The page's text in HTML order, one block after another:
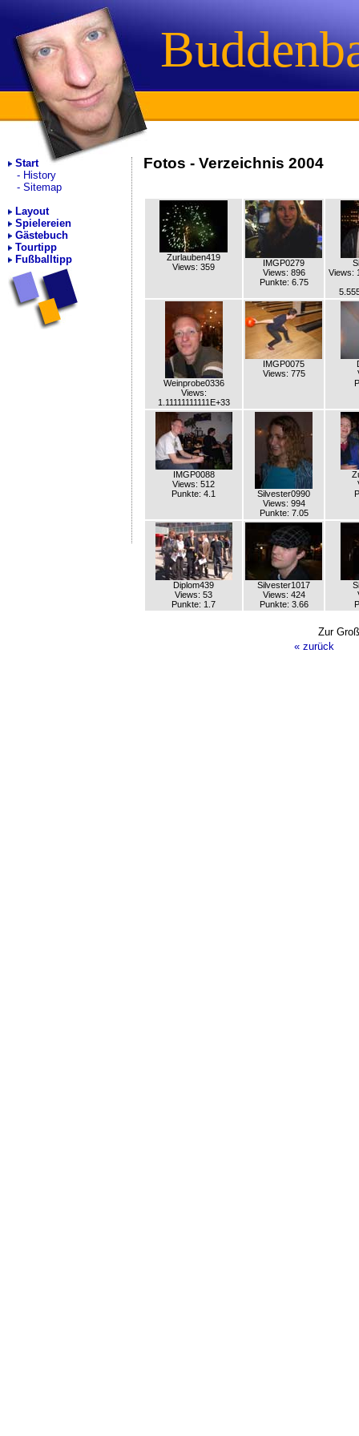
Start
History
Sitemap
Layout
Spielereien
Gästebuch
Tourtipp
Fußballtipp
Fotos - Verzeichnis 2004
Zurlauben419
Views: 359
IMGP0279
Views: 896
Punkte: 6.75
Views:
Weinprobe0336
Views:
1.11111111111E+33
IMGP0075
Views: 775
IMGP0088
Views: 512
Punkte: 4.1
Silvester0990
Views: 994
Punkte: 7.05
Diplom439
Views: 53
Punkte: 1.7
Silvester1017
Views: 424
Punkte: 3.66
Zur
« zurück